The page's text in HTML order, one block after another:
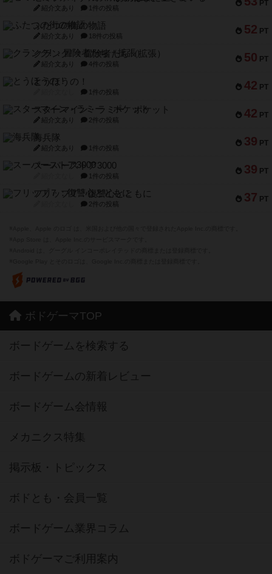
PT
紹介文あり 1件の投稿
52 PT
ふたつの街の物語
紹介文あり 18件の投稿
50 PT
クランク! ：冒険者たち（拡張）
紹介文あり 4件の投稿
42 PT
とうほうの！
1件の投稿
42 PT
スターマイン・ラミー ポケット
紹介文あり 2件の投稿
39 PT
海兵隊
紹介文あり 1件の投稿
39 PT
スーパーストア3000
1件の投稿
37 PT
フリップ７：復讐心とともに
2件の投稿
ボドゲーマTOP
ボードゲームを検索する
ボードゲームの新着レビュー
ボードゲーム会情報
メカニクス特集
掲示板・トピックス
ボドとも・会員一覧
ボードゲーム業界コラム
ボドゲーマご利用案内